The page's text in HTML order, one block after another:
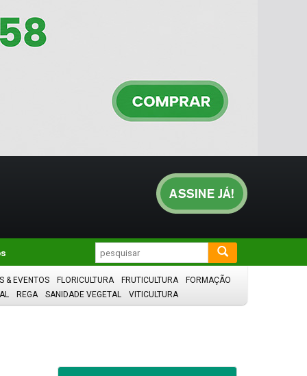
& EVENTOS FLORICULTURA FRUTICULTURA
FORMAÇÃO
REGA SANIDADE VEGETAL VITICULTURA